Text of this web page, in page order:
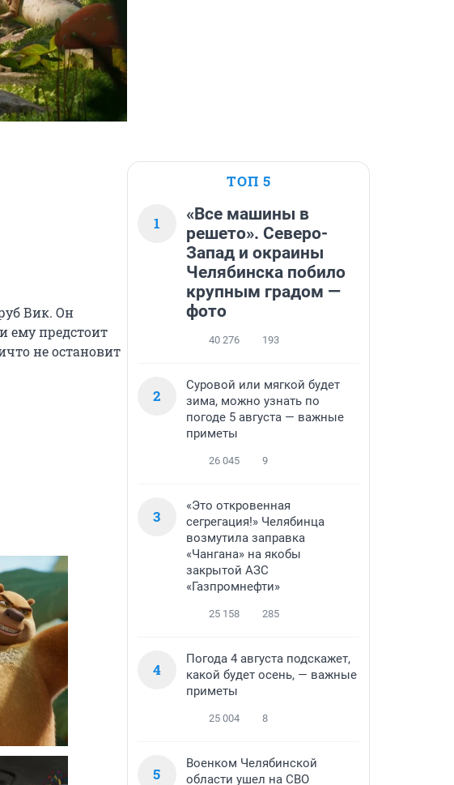
Вик. Он
ему предстоит
не остановит
ТОП 5
1
«Все машины в
решето». Северо-
Запад и окраины
Челябинска побило
крупным градом —
фото
40 276 193
2
Суровой или мягкой будет
зима, можно узнать по
погоде 5 августа — важные
приметы
26 045 9
3
«Это откровенная
сегрегация!» Челябинца
возмутила заправка
«Чангана» на якобы
закрытой АЗС
«Газпромнефти»
25 158 285
4
Погода 4 августа подскажет,
какой будет осень, — важные
приметы
25 004 8
5
Военком Челябинской
области ушел на СВО